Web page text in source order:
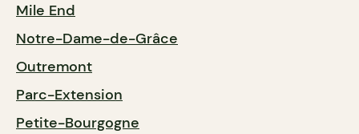
Mile End
Notre-Dame-de-Grâce
Outremont
Parc-Extension
Petite-Bourgogne